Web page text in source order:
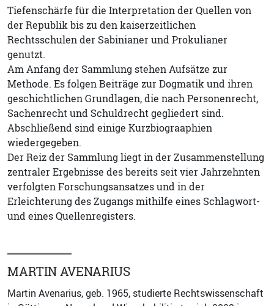
Tiefenschärfe für die Interpretation der Quellen von
der Republik bis zu den kaiserzeitlichen
Rechtsschulen der Sabinianer und Prokulianer
genutzt.
Am Anfang der Sammlung stehen Aufsätze zur
Methode. Es folgen Beiträge zur Dogmatik und ihren
geschichtlichen Grundlagen, die nach Personenrecht,
Sachenrecht und Schuldrecht gegliedert sind.
Abschließend sind einige Kurzbiograaphien
wiedergegeben.
Der Reiz der Sammlung liegt in der Zusammenstellung
zentraler Ergebnisse des bereits seit vier Jahrzehnten
verfolgten Forschungsansatzes und in der
Erleichterung des Zugangs mithilfe eines Schlagwort-
und eines Quellenregisters.
MARTIN AVENARIUS
Martin Avenarius, geb. 1965, studierte Rechtswissenschaft